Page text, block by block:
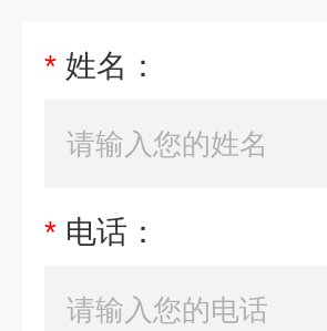
* 姓名：
* 电话：